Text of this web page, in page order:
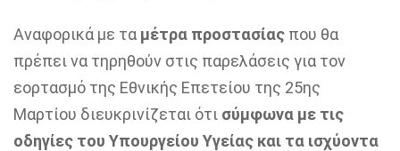
Αναφορικά με τα μέτρα προστασίας που θα
πρέπει να τηρηθούν στις παρελάσεις για τον
εορτασμό της Εθνικής Επετείου της 25ης
Μαρτίου διευκρινίζεται ότι σύμφωνα με τις
οδηγίες του Υπουργείου Υγείας και τα ισχύοντα